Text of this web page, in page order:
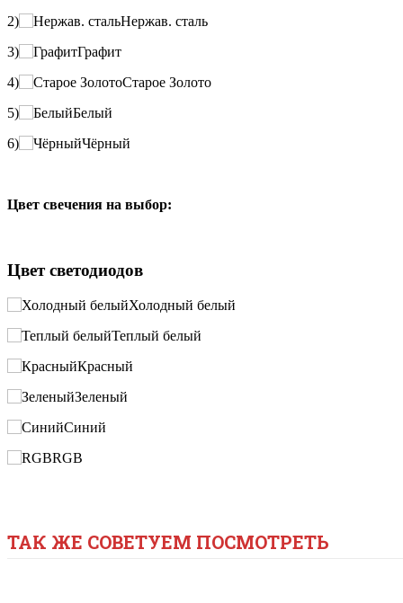
2)
Нержав. сталь
3)
Графит
4)
Старое Золото
5)
Белый
6)
Чёрный
Цвет свечения на выбор:
Цвет светодиодов
Холодный белый
Теплый белый
Красный
Зеленый
Синий
RGB
ТАК ЖЕ СОВЕТУЕМ ПОСМОТРЕТЬ